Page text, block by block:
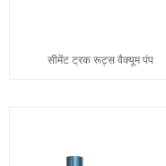
सीमेंट ट्रक रूट्स वैक्यूम पंप